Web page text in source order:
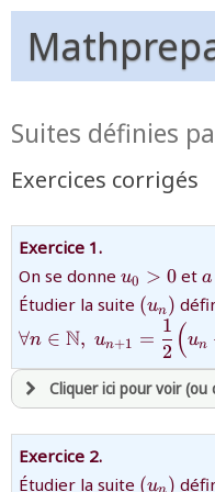
Suites définies
Exercices corrigés
Exercice 1.
On se donne {u_0>0}
u0 > 0 eta
Étudier la suite {(u_n)}
(un)
∀n ∈ N, un+1 =
2
1 (un
Cliquer ici pour voir (ou
avoir une souscription
connecté au site
Exercice 2.
Étudier la suite {(u_n)}
(u )